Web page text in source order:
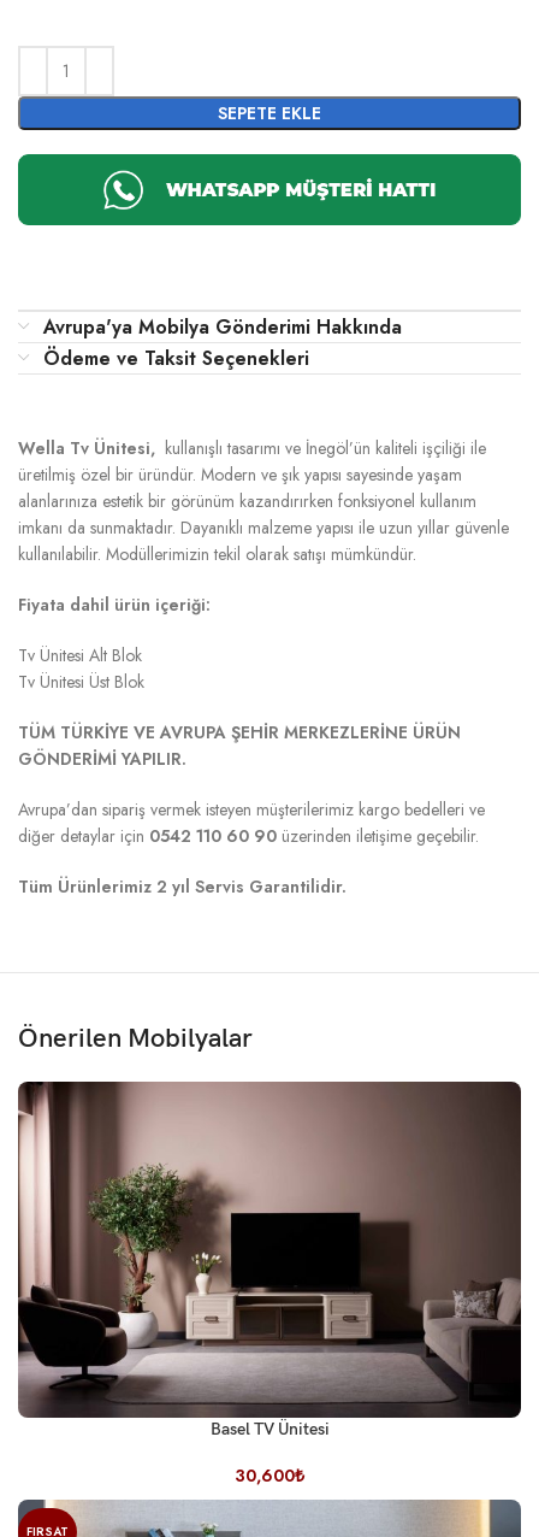
SEPETE EKLE
Avrupa'ya Mobilya Gönderimi Hakkında
Ödeme ve Taksit Seçenekleri
Wella Tv Ünitesi, kullanışlı tasarımı ve İnegöl’ün kaliteli işçiliği ile
üretilmiş özel bir üründür. Modern ve şık yapısı sayesinde yaşam
alanlarınıza estetik bir görünüm kazandırırken fonksiyonel kullanım
imkanı da sunmaktadır. Dayanıklı malzeme yapısı ile uzun yıllar güvenle
kullanılabilir. Modüllerimizin tekil olarak satışı mümkündür.
Fiyata dahil ürün içeriği:
Tv Ünitesi Alt Blok
Tv Ünitesi Üst Blok
TÜM TÜRKİYE VE AVRUPA ŞEHİR MERKEZLERİNE ÜRÜN
GÖNDERİMİ YAPILIR.
Avrupa’dan sipariş vermek isteyen müşterilerimiz kargo bedelleri ve
diğer detaylar için 0542 110 60 90 üzerinden iletişime geçebilir.
Tüm Ürünlerimiz 2 yıl Servis Garantilidir.
Önerilen Mobilyalar
Basel TV Ünitesi
30,600₺
FIRSAT